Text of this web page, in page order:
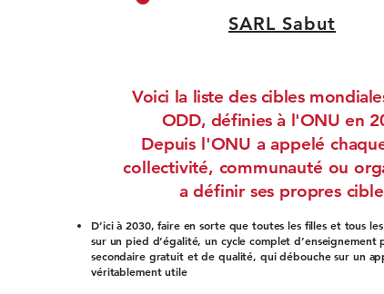
Voici la liste des cibles
ODD, définies à l'ONU en
Depuis l'ONU a appelé
collectivité, communauté ou
a définir ses propres
D’ici à 2030, faire en sorte que toutes les filles et tous les
sur un pied d’égalité, un cycle complet d’enseignement
secondaire gratuit et de qualité, qui débouche sur un
véritablement utile
SARL Sabut